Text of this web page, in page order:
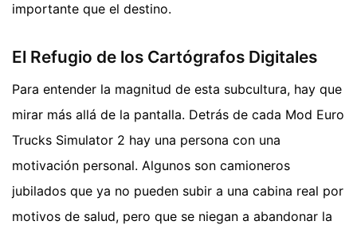
importante que el destino.
El Refugio de los Cartógrafos Digitales
Para entender la magnitud de esta subcultura, hay que
mirar más allá de la pantalla. Detrás de cada Mod Euro
Trucks Simulator 2 hay una persona con una
motivación personal. Algunos son camioneros
jubilados que ya no pueden subir a una cabina real por
motivos de salud, pero que se niegan a abandonar la